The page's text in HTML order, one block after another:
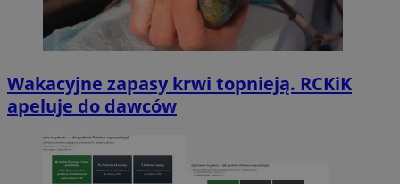
Wakacyjne zapasy krwi topnieją. RCKiK
apeluje do dawców